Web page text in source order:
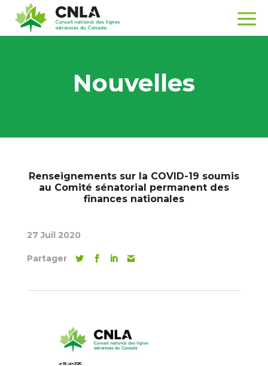
Nouvelles
Renseignements sur la COVID-19 soumis
au Comité sénatorial permanent des
finances nationales
27 Juil 2020
Partager